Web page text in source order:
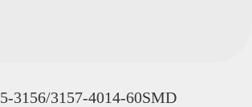
3156/3157-4014-60SMD